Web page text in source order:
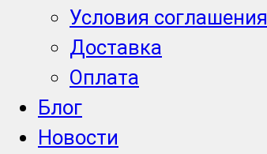
Условия соглашения
Доставка
Оплата
Блог
Новости